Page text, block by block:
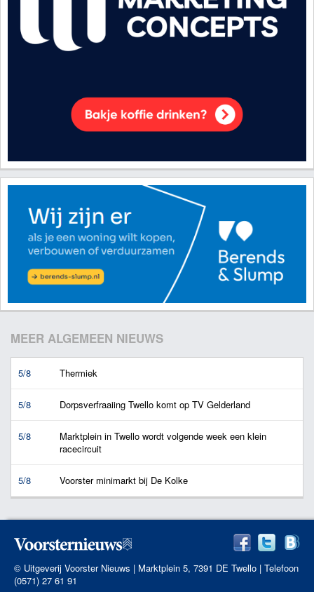
MEER ALGEMEEN NIEUWS
5/8 Thermiek
5/8 Dorpsverfraaiing Twello komt op TV Gelderland
5/8
Marktplein in Twello wordt volgende week een klein
racecircuit
5/8 Voorster minimarkt bij De Kolke
© Uitgeverij Voorster Nieuws | Marktplein 5, 7391 DE Twello | Telefoon
(0571) 27 61 91